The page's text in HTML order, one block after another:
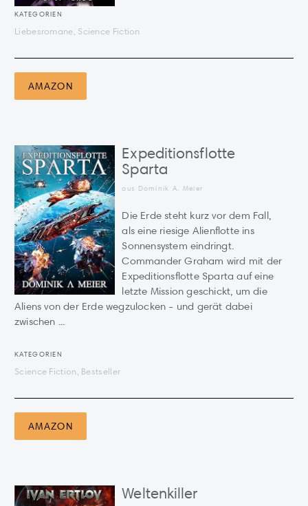
KATEGORIEN
Liebesromane, Science Fiction
AMAZON
Expeditionsflotte
Sparta
aus Dominik A. Meier
Die Erde steht kurz vor dem Fall,
als eine riesige Alienflotte ins
Sonnensystem eindringt.
Commander Graham wird mit der
Expeditionsflotte Sparta auf eine
letzte Mission geschickt, um die
Aliens von der Erde wegzulocken - und gerät dabei
zwischen ...
KATEGORIEN
Science Fiction, Bestseller
AMAZON
Weltenkiller